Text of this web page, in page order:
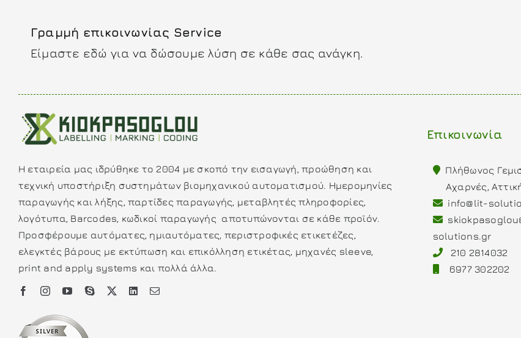
Γραμμή επικοινωνίας Service
Είμαστε εδώ για να δώσουμε λύση σε κάθε σας ανάγκη.
Η εταιρεία μας ιδρύθηκε το 2004 με σκοπό την εισαγωγή, προώθηση και
τεχνική υποστήριξη συστημάτων βιομηχανικού αυτοματισμού. Ημερομηνίες
παραγωγής και λήξης, παρτίδες παραγωγής, μεταβλητές πληροφορίες,
λογότυπα, Barcodes, κωδικοί παραγωγής αποτυπώνονται σε κάθε προϊόν.
Προσφέρουμε αυτόματες, ημιαυτόματες, περιστροφικές ετικετέζες,
ελεγκτές βάρους με εκτύπωση και επικόλληση ετικέτας, μηχανές sleeve,
print and apply systems και πολλά άλλα.
Επικοινωνία
Πλήθωνος
Αχαρνές,
info@lit-
solutions.gr
210 2814032
6977 302202